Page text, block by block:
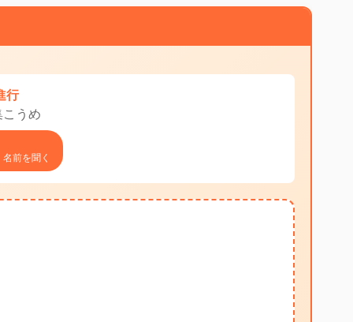
行
こうめ
名前を聞く